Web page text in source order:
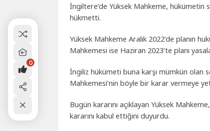
İngiltere’de Yüksek Mahkeme, hükümetin
hükmetti.
Yüksek Mahkeme Aralık 2022’de planın
Mahkemesi ise Haziran 2023’te planı
İngiliz hükümeti buna karşı mümkün olan
Mahkemesi’nin böyle bir karar vermeye
Bugün kararını açıklayan Yüksek
kararını kabul ettiğini duyurdu.
0